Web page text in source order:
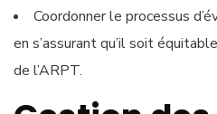
Coordonner le processus
en s’assurant qu’il soit
de l’ARPT.